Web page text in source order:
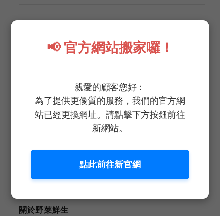
📢 官方網站搬家囉！
親愛的顧客您好：
為了提供更優質的服務，我們的官方網
站已經更換網址。請點擊下方按鈕前往
新網站。
點此前往新官網
無農藥 無病蟲害 低生菌數 低硝酸鹽
免洗即食
關於野菜鮮生